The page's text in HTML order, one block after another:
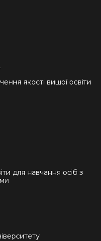
якості вищої освіти
для навчання осіб з